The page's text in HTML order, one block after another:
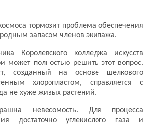
тормозит проблема обеспечения
запасом членов экипажа.
Королевского колледжа искусств
может полностью решить этот вопрос.
созданный на основе шелкового
хлоропластом, справляется с
не хуже живых растений.
невесомость. Для процесса
достаточно углекислого газа и